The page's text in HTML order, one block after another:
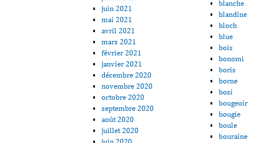
juin 2021
mai 2021
avril 2021
mars 2021
février 2021
janvier 2021
décembre 2020
novembre 2020
octobre 2020
septembre 2020
août 2020
juillet 2020
blanche
blandine
bloch
blue
bois
bonomi
boris
borne
bosi
bougeoir
bougie
boule
bouraine